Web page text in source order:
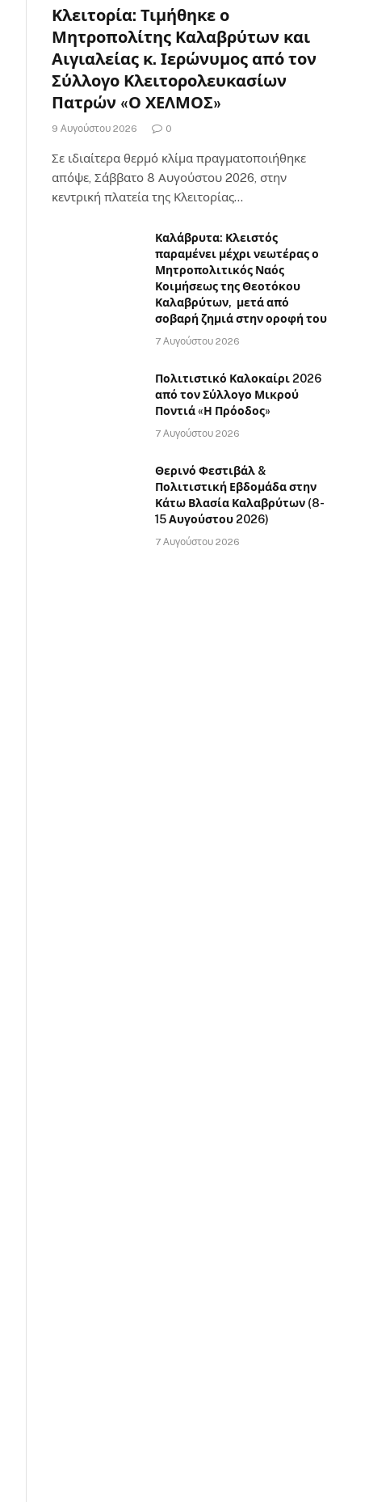
Κλειτορία: Τιμήθηκε ο
Μητροπολίτης Καλαβρύτων και
Αιγιαλείας κ. Ιερώνυμος από τον
Σύλλογο Κλειτορολευκασίων
Πατρών «Ο ΧΕΛΜΟΣ»
9 Αυγούστου 2026 0
Σε ιδιαίτερα θερμό κλίμα πραγματοποιήθηκε
απόψε, Σάββατο 8 Αυγούστου 2026, στην
κεντρική πλατεία της Κλειτορίας…
Καλάβρυτα: Κλειστός
παραμένει μέχρι νεωτέρας ο
Μητροπολιτικός Ναός
Κοιμήσεως της Θεοτόκου
Καλαβρύτων, μετά από
σοβαρή ζημιά στην οροφή του
7 Αυγούστου 2026
Πολιτιστικό Καλοκαίρι 2026
από τον Σύλλογο Μικρού
Ποντιά «Η Πρόοδος»
7 Αυγούστου 2026
Θερινό Φεστιβάλ &
Πολιτιστική Εβδομάδα στην
Κάτω Βλασία Καλαβρύτων (8-
15 Αυγούστου 2026)
7 Αυγούστου 2026